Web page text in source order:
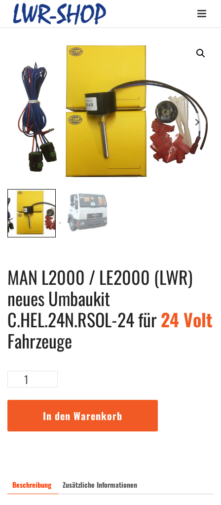
MAN L2000 / LE2000 (LWR)
neues Umbaukit
C.HEL.24N.RSOL-24 für24 Volt
Fahrzeuge
L2000
/
neues
24
In den Warenkorb
Beschreibung Zusätzliche Informationen